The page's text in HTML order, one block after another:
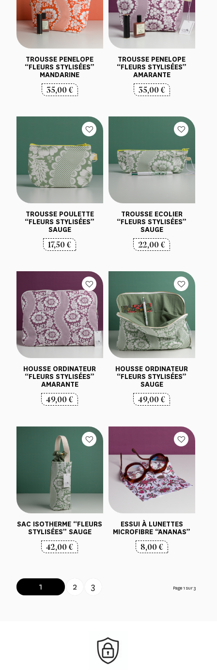
TROUSSE PENELOPE
“FLEURS STYLISÉES”
MANDARINE
35,00€
TROUSSE PENELOPE
“FLEURS STYLISÉES”
AMARANTE
35,00€
TROUSSE POULETTE
“FLEURS STYLISÉES”
SAUGE
17,50€
TROUSSE ECOLIER
“FLEURS STYLISÉES”
SAUGE
22,00€
HOUSSE ORDINATEUR
“FLEURS STYLISÉES”
AMARANTE
49,00€
HOUSSE ORDINATEUR
“FLEURS STYLISÉES”
SAUGE
49,00€
SAC ISOTHERME “FLEURS
STYLISÉES” SAUGE
42,00€
ESSUI À LUNETTES
MICROFIBRE “ANANAS”
8,00€
Page 1 sur 3
1 2 3